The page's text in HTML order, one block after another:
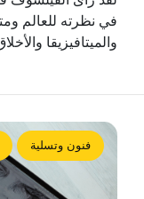
في نظرته للعالم
والميتافيزيقا
فنون وتسلية